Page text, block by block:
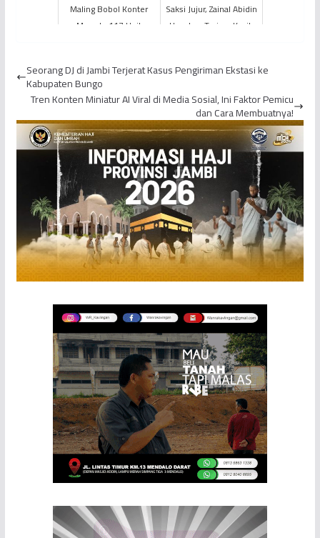
Maling Bobol Konter
Mewah, 117 Unit
Saksi Jujur, Zainal Abidin
Ucapkan Terima Kasih
Seorang DJ di Jambi Terjerat Kasus Pengiriman Ekstasi ke
Kabupaten Bungo
Tren Konten Miniatur AI Viral di Media Sosial, Ini Faktor Pemicu
dan Cara Membuatnya!